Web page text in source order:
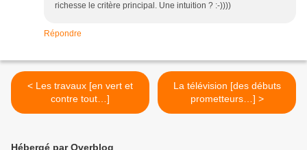
richesse le critère principal. Une intuition ? :-))))
Répondre
< Les travaux [en vert et
contre tout…]
La télévision [des débuts
prometteurs…] >
Hébergé par Overblog